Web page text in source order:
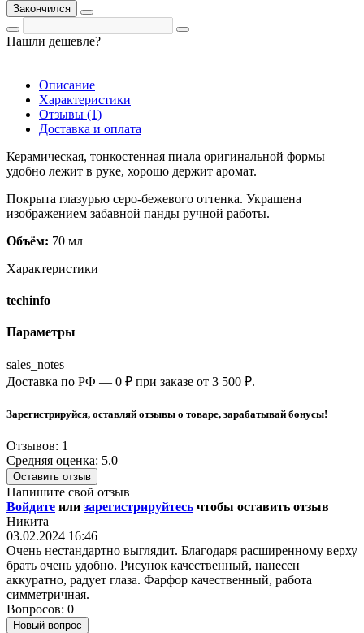
Закончился
Нашли дешевле?
Описание
Характеристики
Отзывы (1)
Доставка и оплата
Керамическая, тонкостенная пиала оригинальной формы —
удобно лежит в руке, хорошо держит аромат.
Покрыта глазурью серо-бежевого оттенка. Украшена
изображением забавной панды ручной работы.
Объём: 70 мл
Характеристики
techinfo
Параметры
sales_notes
Доставка по РФ — 0 ₽ при заказе от 3 500 ₽.
Зарегистрируйся, оставляй отзывы о товаре, зарабатывай бонусы!
Отзывов: 1
Средняя оценка: 5.0
Оставить отзыв
Напишите свой отзыв
Войдите или зарегистрируйтесь чтобы оставить отзыв
Никита
03.02.2024 16:46
Очень нестандартно выглядит. Благодаря расширенному верху
брать очень удобно. Рисунок качественный, нанесен
аккуратно, радует глаза. Фарфор качественный, работа
симметричная.
Вопросов: 0
Новый вопрос